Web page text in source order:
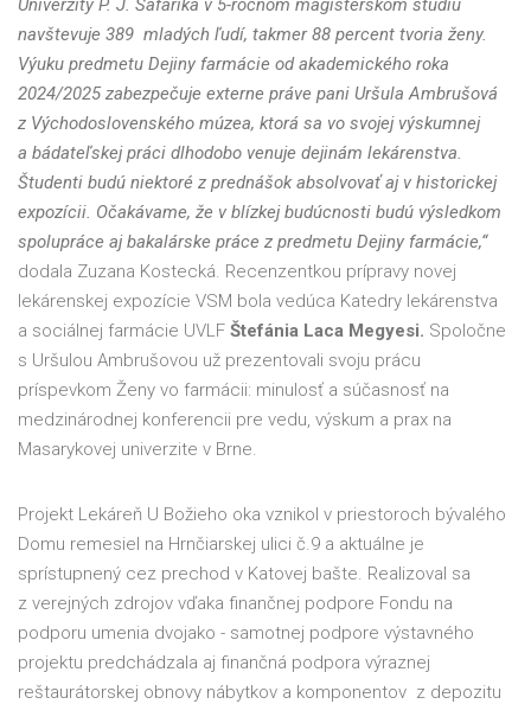
Univerzity P. J. Šafárika v 5-ročnom magisterskom štúdiu
navštevuje 389 mladých ľudí, takmer 88 percent tvoria ženy.
Výuku predmetu Dejiny farmácie od akademického roka
2024/2025 zabezpečuje externe práve pani Uršula Ambrušová
z Východoslovenského múzea, ktorá sa vo svojej výskumnej
a bádateľskej práci dlhodobo venuje dejinám lekárenstva.
Študenti budú niektoré z prednášok absolvovať aj v historickej
expozícii. Očakávame, že v blízkej budúcnosti budú výsledkom
spolupráce aj bakalárske práce z predmetu Dejiny farmácie,“
dodala Zuzana Kostecká. Recenzentkou prípravy novej
lekárenskej expozície VSM bola vedúca Katedry lekárenstva
a sociálnej farmácie UVLF Štefánia Laca Megyesi. Spoločne
s Uršulou Ambrušovou už prezentovali svoju prácu
príspevkom Ženy vo farmácii: minulosť a súčasnosť na
medzinárodnej konferencii pre vedu, výskum a prax na
Masarykovej univerzite v Brne.
Projekt Lekáreň U Božieho oka vznikol v priestoroch bývalého
Domu remesiel na Hrnčiarskej ulici č.9 a aktuálne je
sprístupnený cez prechod v Katovej bašte. Realizoval sa
z verejných zdrojov vďaka finančnej podpore Fondu na
podporu umenia dvojako - samotnej podpore výstavného
projektu predchádzala aj finančná podpora výraznej
reštaurátorskej obnovy nábytkov a komponentov z depozitu